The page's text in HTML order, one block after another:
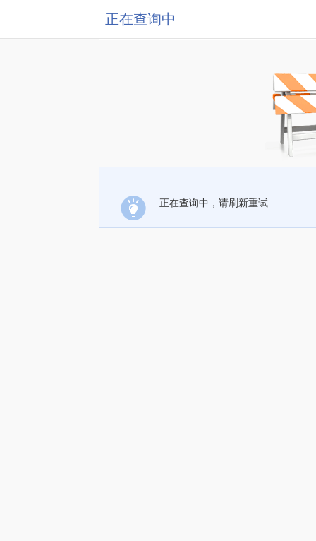
正在查询中
正在查询中，请刷新重试